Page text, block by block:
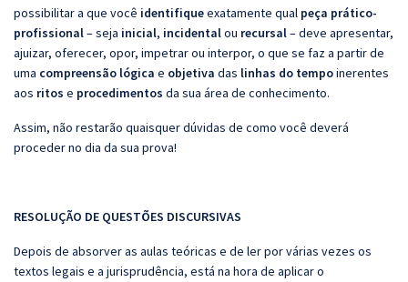
possibilitar a que você identifiqueexatamente qual peça prático-
profissional– seja inicial, incidentalou recursal– deve apresentar,
ajuizar, oferecer, opor, impetrar ou interpor, o que se faz a partir de
uma compreensão lógica e objetiva das linhas do tempoinerentes
aos ritos e procedimentos da sua área de conhecimento.
Assim, não restarão quaisquer dúvidas de como você deverá
proceder no dia da sua prova!
RESOLUÇÃO DE QUESTÕES DISCURSIVAS
Depois de absorver as aulas teóricas e de ler por várias vezes os
textos legais e a jurisprudência, está na hora de aplicar o